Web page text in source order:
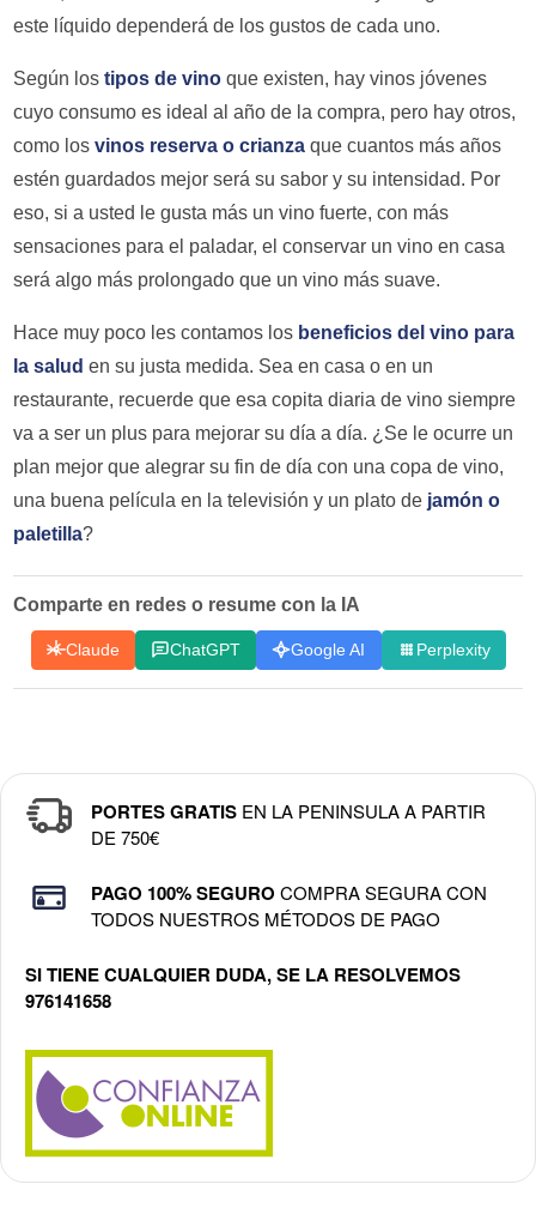
este líquido dependerá de los gustos de cada uno.
Según lostipos de vino que existen, hay vinos jóvenes
cuyo consumo es ideal al año de la compra, pero hay otros,
como losvinos reserva o crianza que cuantos más años
estén guardados mejor será su sabor y su intensidad. Por
eso, si a usted le gusta más un vino fuerte, con más
sensaciones para el paladar, el conservar un vino en casa
será algo más prolongado que un vino más suave.
Hace muy poco les contamos los beneficios del vino para
la saluden su justa medida. Sea en casa o en un
restaurante, recuerde que esa copita diaria de vino siempre
va a ser un plus para mejorar su día a día. ¿Se le ocurre un
plan mejor que alegrar su fin de día con una copa de vino,
una buena película en la televisión y un plato de jamón o
paletilla?
Comparte en redes o resume con la IA
Claude ChatGPT Google AI Perplexity
PORTES GRATIS EN LA PENINSULA A PARTIR
DE 750€
PAGO 100% SEGURO COMPRA SEGURA CON
TODOS NUESTROS MÉTODOS DE PAGO
SI TIENE CUALQUIER DUDA, SE LA RESOLVEMOS
976141658